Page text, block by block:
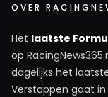
OVER
Het laatste
op
dagelijks het
Verstappen gaat in